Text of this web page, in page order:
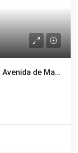
Piso luminoso con gran terraza en Avenida de Madrid – 54593